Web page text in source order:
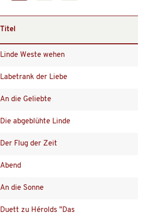
Titel
Linde Weste wehen
Labetrank der Liebe
An die Geliebte
Die abgeblühte Linde
Der Flug der Zeit
Abend
An die Sonne
Duett zu Hérolds "Das